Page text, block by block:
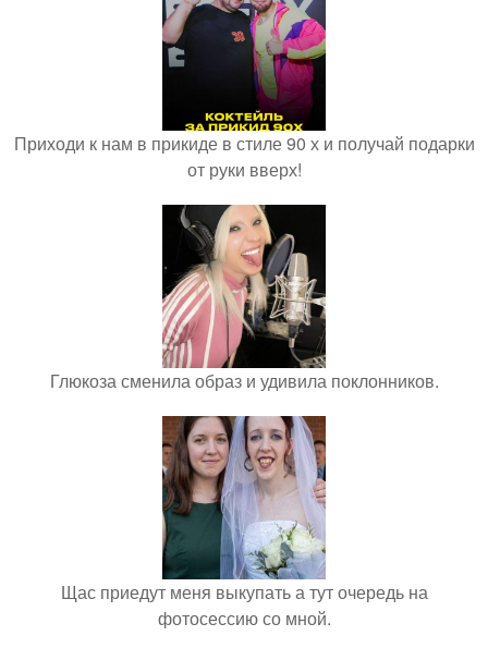
Приходи к нам в прикиде в стиле 90 х и получай подарки
от руки вверх!
Глюкоза сменила образ и удивила поклонников.
Щас приедут меня выкупать а тут очередь на
фотосессию со мной.